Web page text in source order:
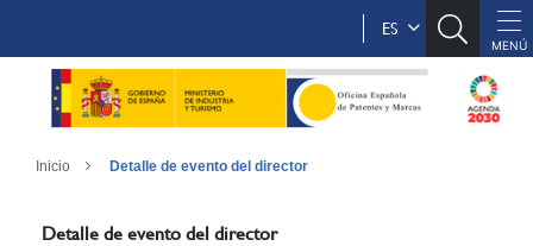
ES
Inicio Detalle de evento del director
Detalle de evento del director